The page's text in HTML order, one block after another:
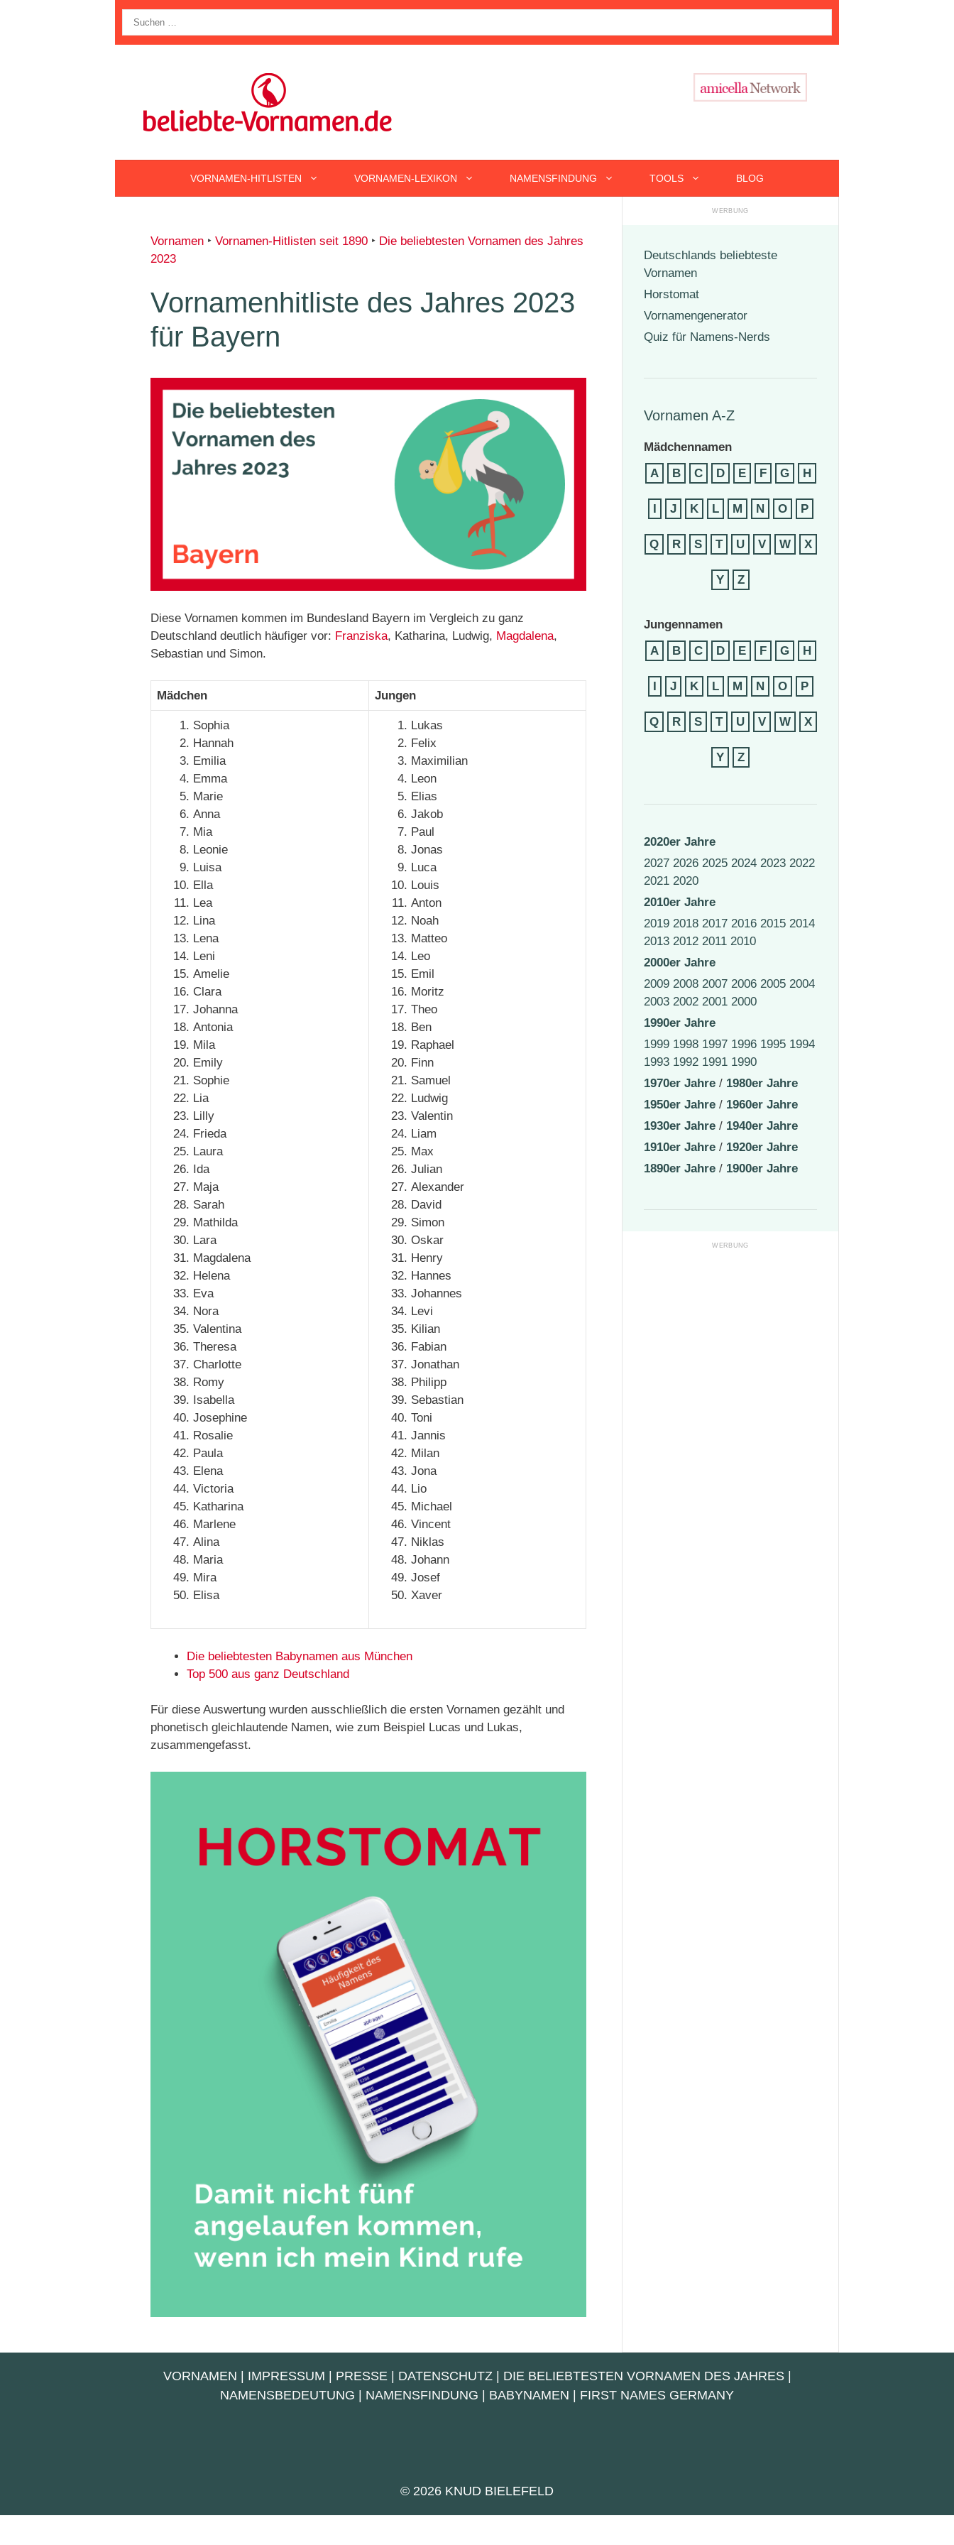
nach:
VORNAMEN-HITLISTEN VORNAMEN-LEXIKON NAMENSFINDUNG TOOLS BLOG
Vornamen ‣ Vornamen-Hitlisten seit 1890 ‣ Die beliebtesten Vornamen des Jahres
2023
Vornamenhitliste des Jahres 2023
für Bayern
Diese Vornamen kommen im Bundesland Bayern im Vergleich zu ganz
Deutschland deutlich häufiger vor: Franziska, Katharina, Ludwig, Magdalena,
Sebastian und Simon.
Mädchen Jungen
Sophia
Hannah
Emilia
Emma
Marie
Anna
Mia
Leonie
Luisa
Ella
Lea
Lina
Lena
Leni
Amelie
Clara
Johanna
Antonia
Mila
Emily
Sophie
Lia
Lilly
Frieda
Laura
Ida
Maja
Sarah
Mathilda
Lara
Magdalena
Helena
Eva
Nora
Valentina
Theresa
Charlotte
Romy
Isabella
Josephine
Rosalie
Paula
Elena
Victoria
Katharina
Marlene
Alina
Maria
Mira
Elisa
Lukas
Felix
Maximilian
Leon
Elias
Jakob
Paul
Jonas
Luca
Louis
Anton
Noah
Matteo
Leo
Emil
Moritz
Theo
Ben
Raphael
Finn
Samuel
Ludwig
Valentin
Liam
Max
Julian
Alexander
David
Simon
Oskar
Henry
Hannes
Johannes
Levi
Kilian
Fabian
Jonathan
Philipp
Sebastian
Toni
Jannis
Milan
Jona
Lio
Michael
Vincent
Niklas
Johann
Josef
Xaver
Die beliebtesten Babynamen aus München
Top 500 aus ganz Deutschland
Für diese Auswertung wurden ausschließlich die ersten Vornamen gezählt und
phonetisch gleichlautende Namen, wie zum Beispiel Lucas und Lukas,
zusammengefasst.
Deutschlands beliebteste
Vornamen
Horstomat
Vornamengenerator
Quiz für Namens-Nerds
Vornamen A-Z
Mädchennamen
A
B C D E F G H
I J K L M N O P
Q R S T U V W X
Y Z
Jungennamen
A
B C D E F G H
I J K L M N O P
Q R S T U V W X
Y Z
2020er Jahre
2027 2026 2025 2024 2023 2022
2021 2020
2010er Jahre
2019 2018 2017 2016 2015 2014
2013 2012 2011 2010
2000er Jahre
2009 2008 2007 2006 2005 2004
2003 2002 2001 2000
1990er Jahre
1999 1998 1997 1996 1995 1994
1993 1992 1991 1990
1970er Jahre / 1980er Jahre
1950er Jahre / 1960er Jahre
1930er Jahre / 1940er Jahre
1910er Jahre / 1920er Jahre
1890er Jahre / 1900er Jahre
VORNAMEN | IMPRESSUM | PRESSE | DATENSCHUTZ| DIE BELIEBTESTEN VORNAMEN DES JAHRES|
NAMENSBEDEUTUNG | NAMENSFINDUNG | BABYNAMEN | FIRST NAMES GERMANY
© 2026 KNUD BIELEFELD